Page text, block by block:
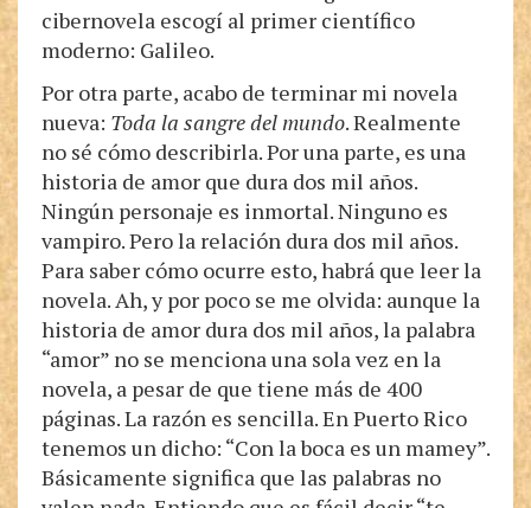
cibernovela escogí al primer científico
moderno: Galileo.
Por otra parte, acabo de terminar mi novela
nueva: Toda la sangre del mundo. Realmente
no sé cómo describirla. Por una parte, es una
historia de amor que dura dos mil años.
Ningún personaje es inmortal. Ninguno es
vampiro. Pero la relación dura dos mil años.
Para saber cómo ocurre esto, habrá que leer la
novela. Ah, y por poco se me olvida: aunque la
historia de amor dura dos mil años, la palabra
“amor” no se menciona una sola vez en la
novela, a pesar de que tiene más de 400
páginas. La razón es sencilla. En Puerto Rico
tenemos un dicho: “Con la boca es un mamey”.
Básicamente significa que las palabras no